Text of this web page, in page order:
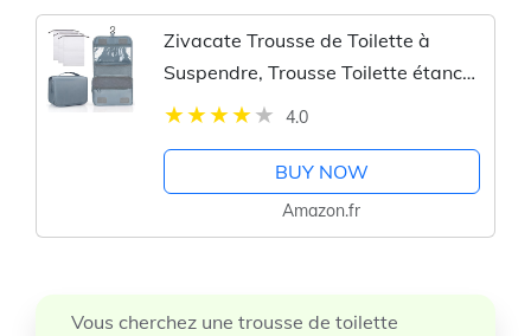
Zivacate Trousse de Toilette à
Suspendre, Trousse Toilette étanche
avec poignée, Sac de Rangement
Sac à Cordon pour Voyage,...
4.0
BUY NOW
Amazon.fr
Vous cherchez une trousse de toilette